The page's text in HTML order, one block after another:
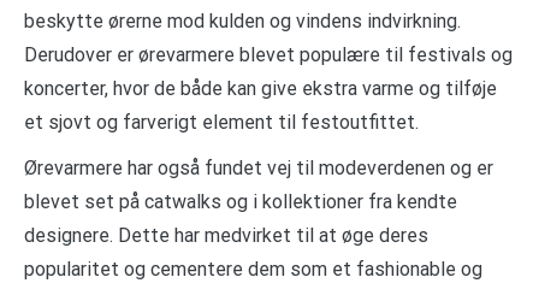
beskytte ørerne mod kulden og vindens indvirkning.
Derudover er ørevarmere blevet populære til festivals og
koncerter, hvor de både kan give ekstra varme og tilføje
et sjovt og farverigt element til festoutfittet.
Ørevarmere har også fundet vej til modeverdenen og er
blevet set på catwalks og i kollektioner fra kendte
designere. Dette har medvirket til at øge deres
popularitet og cementere dem som et fashionable og